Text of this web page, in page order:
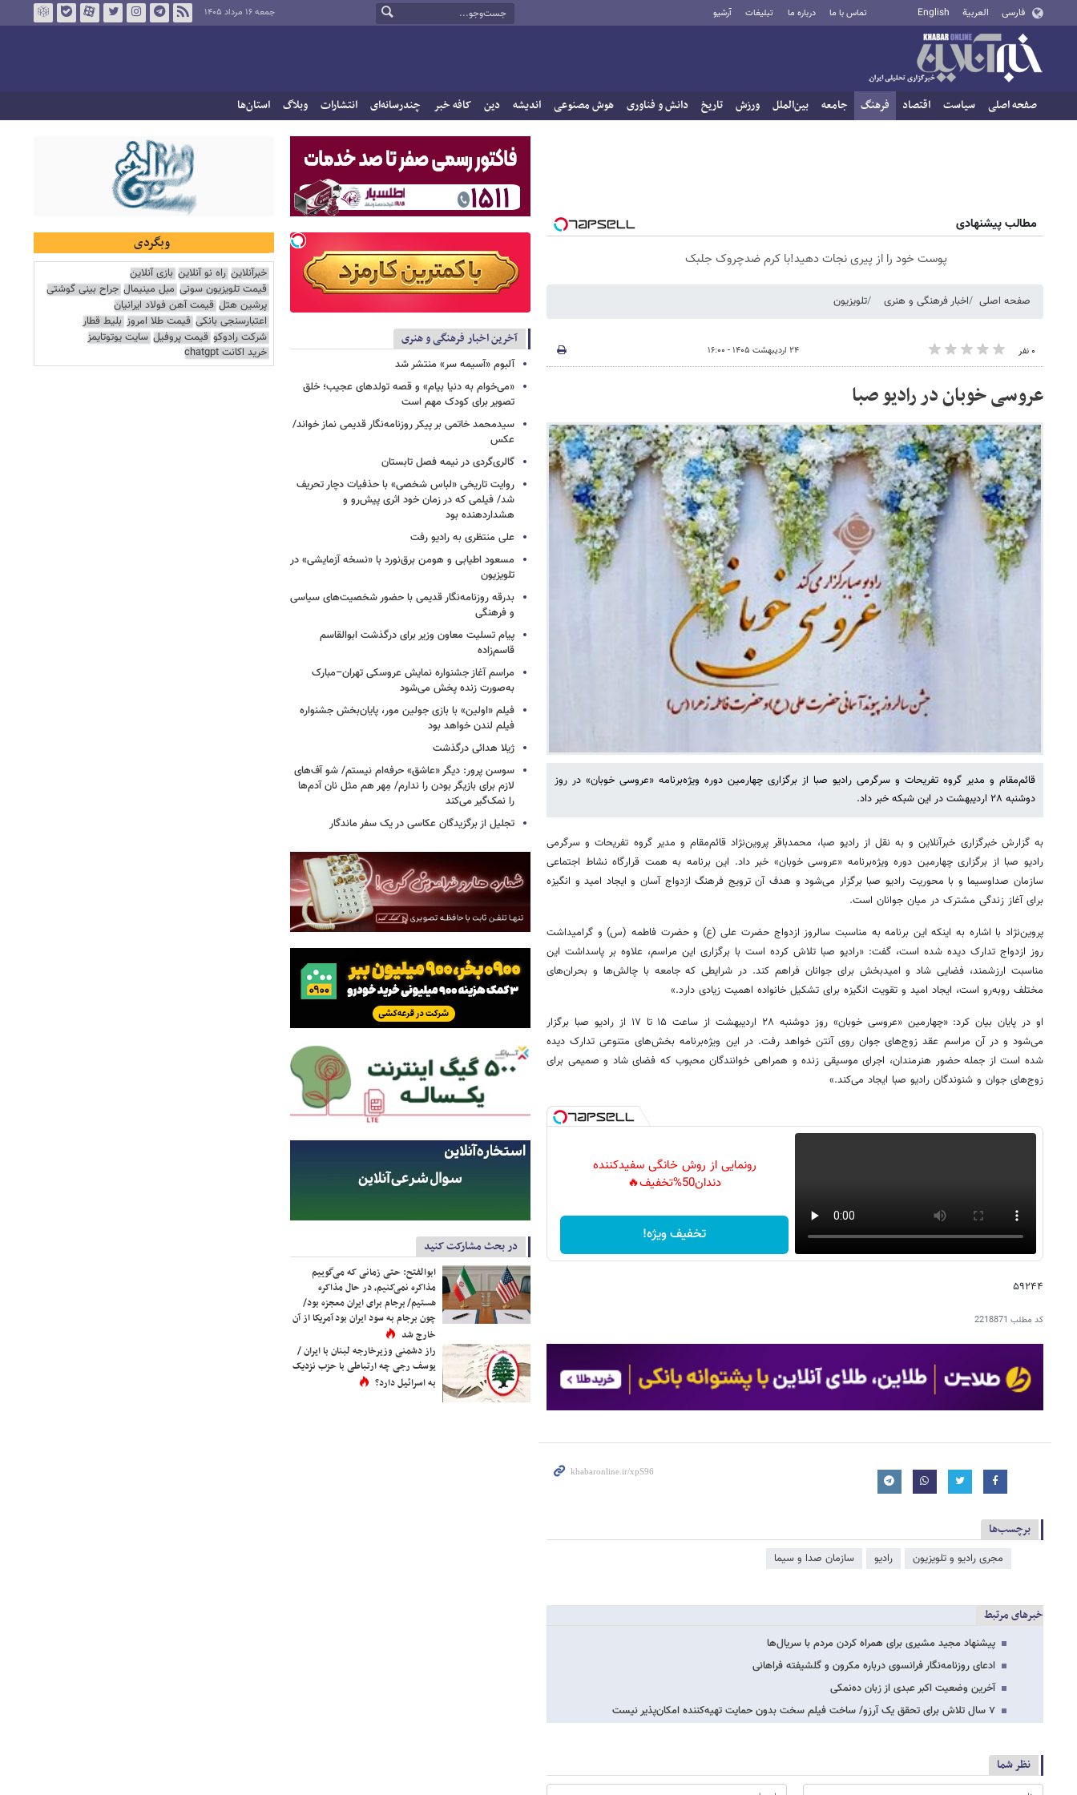
فارسی العربية English تماس با ما درباره ما تبلیغات آرشیو جمعه ۱۶ مرداد ۱۴۰۵
صفحه اصلی سیاست اقتصاد فرهنگ جامعه بین‌الملل ورزش تاریخ دانش و فناوری هوش مصنوعی اندیشه دین کافه خبر چندرسانه‌ای انتشارات وبلاگ استان‌ها
مطالب پیشنهادی
پوست خود را از پیری نجات دهید!با کرم ضدچروک جلبک
صفحه اصلی اخبار فرهنگی و هنری تلویزیون
۰ نفر ۲۴ اردیبهشت ۱۴۰۵ - ۱۶:۰۰
عروسی خوبان در رادیو صبا
قائم‌مقام و مدیر گروه تفریحات و سرگرمی رادیو صبا از برگزاری چهارمین دوره ویژه‌برنامه «عروسی خوبان» در روز
دوشنبه ۲۸ اردیبهشت در این شبکه خبر داد.
به گزارش خبرگزاری خبرآنلاین و به نقل از رادیو صبا، محمدباقر پروین‌نژاد قائم‌مقام و مدیر گروه تفریحات و سرگرمی
رادیو صبا از برگزاری چهارمین دوره ویژه‌برنامه «عروسی خوبان» خبر داد. این برنامه به همت قرارگاه نشاط اجتماعی
سازمان صداوسیما و با محوریت رادیو صبا برگزار می‌شود و هدف آن ترویج فرهنگ ازدواج آسان و ایجاد امید و انگیزه
برای آغاز زندگی مشترک در میان جوانان است.
پروین‌نژاد با اشاره به اینکه این برنامه به مناسبت سالروز ازدواج حضرت علی (ع) و حضرت فاطمه (س) و گرامیداشت
روز ازدواج تدارک دیده شده است، گفت: «رادیو صبا تلاش کرده است با برگزاری این مراسم، علاوه بر پاسداشت این
مناسبت ارزشمند، فضایی شاد و امیدبخش برای جوانان فراهم کند. در شرایطی که جامعه با چالش‌ها و بحران‌های
مختلف روبه‌رو است، ایجاد امید و تقویت انگیزه برای تشکیل خانواده اهمیت زیادی دارد.»
او در پایان بیان کرد: «چهارمین «عروسی خوبان» روز دوشنبه ۲۸ اردیبهشت از ساعت ۱۵ تا ۱۷ از رادیو صبا برگزار
می‌شود و در آن مراسم عقد زوج‌های جوان روی آنتن خواهد رفت. در این ویژه‌برنامه بخش‌های متنوعی تدارک دیده
شده است از جمله حضور هنرمندان، اجرای موسیقی زنده و همراهی خوانندگان محبوب که فضای شاد و صمیمی برای
زوج‌های جوان و شنوندگان رادیو صبا ایجاد می‌کند.»
رونمایی از روش خانگی سفیدکننده
دندان50%تخفیف🔥
تخفیف ویژه!
۵۹۲۴۴
کد مطلب 2218871
برچسب‌ها
مجری رادیو و تلویزیون رادیو سازمان صدا و سیما
خبرهای مرتبط
پیشنهاد مجید مشیری برای همراه کردن مردم با سریال‌ها
ادعای روزنامه‌نگار فرانسوی درباره مکرون و گلشیفته فراهانی
آخرین وضعیت اکبر عبدی از زبان ده‌نمکی
۷ سال تلاش برای تحقق یک آرزو/ ساخت فیلم سخت بدون حمایت تهیه‌کننده امکان‌پذیر نیست
نظر شما
آخرین اخبار فرهنگی و هنری
آلبوم «آسیمه سر» منتشر شد
«می‌خوام به دنیا بیام» و قصه تولدهای عجیب؛ خلق
تصویر برای کودک مهم است
سیدمحمد خاتمی بر پیکر روزنامه‌نگار قدیمی نماز خواند/
عکس
گالری‌گردی در نیمه فصل تابستان
روایت تاریخی «لباس شخصی» با حذفیات دچار تحریف
شد/ فیلمی که در زمان خود اثری پیش‌رو و
هشداردهنده بود
علی منتظری به رادیو رفت
مسعود اطیابی و هومن برق‌نورد با «نسخه آزمایشی» در
تلویزیون
بدرقه روزنامه‌نگار قدیمی با حضور شخصیت‌های سیاسی
و فرهنگی
پیام تسلیت معاون وزیر برای درگذشت ابوالقاسم
قاسم‌زاده
مراسم آغاز جشنواره نمایش عروسکی تهران–مبارک
به‌صورت زنده پخش می‌شود
فیلم «اولین» با بازی جولین مور، پایان‌بخش جشنواره
فیلم لندن خواهد بود
ژیلا هدائی درگذشت
سوسن پرور: دیگر «عاشق» حرفه‌ام نیستم/ شو آف‌های
لازم برای بازیگر بودن را ندارم/ مِهر هم مثل نان آدم‌ها
را نمک‌گیر می‌کند
تجلیل از برگزیدگان عکاسی در یک سفر ماندگار
در بحث مشارکت کنید
ابوالفتح: حتی زمانی که می‌گوییم
مذاکره نمی‌کنیم، در حال مذاکره
هستیم/ برجام برای ایران معجزه بود/
چون برجام به سود ایران بود آمریکا از آن
خارج شد
راز دشمنی وزیرخارجه لبنان با ایران /
یوسف رجی چه ارتباطی با حزب نزدیک
به اسرائیل دارد؟
وبگردی
خبرآنلاین راه نو آنلاین بازی آنلاین
قیمت تلویزیون سونی مبل مینیمال جراح بینی گوشتی
پرشین هتل قیمت آهن فولاد ایرانیان
اعتبارسنجی بانکی قیمت طلا امروز بلیط قطار
شرکت رادوکو قیمت پروفیل سایت یوتوتایمز
خرید اکانت chatgpt